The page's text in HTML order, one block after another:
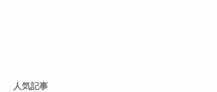
人気記事